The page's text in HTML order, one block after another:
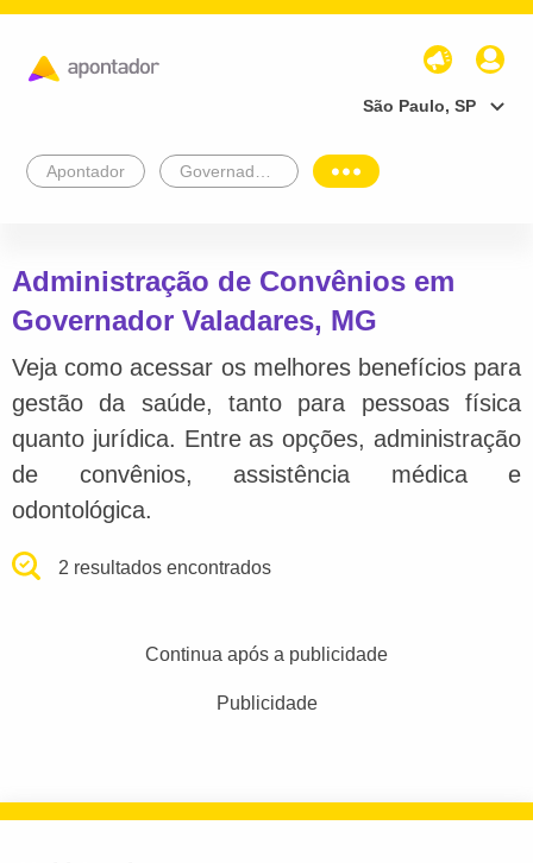
São Paulo, SP
Apontador
Administração de Convênios em
Governador Valadares, MG
Veja como acessar os melhores benefícios para
gestão da saúde, tanto para pessoas física
quanto jurídica. Entre as opções, administração
de convênios, assistência médica e
odontológica.
2 resultados encontrados
Continua após a publicidade
Publicidade